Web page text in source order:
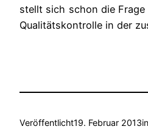
stellt sich schon die
Qualitätskontrolle in der
Veröffentlicht19. Februar 2013in